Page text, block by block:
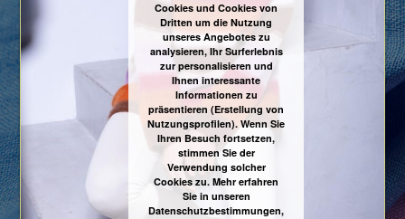
Cookies und Cookies von
Dritten um die Nutzung
unseres Angebotes zu
analysieren, Ihr Surferlebnis
zur personalisieren und
Ihnen interessante
Informationen zu
präsentieren (Erstellung von
Nutzungsprofilen). Wenn Sie
Ihren Besuch fortsetzen,
stimmen Sie der
Verwendung solcher
Cookies zu. Mehr erfahren
Sie in unseren
Datenschutzbestimmungen,